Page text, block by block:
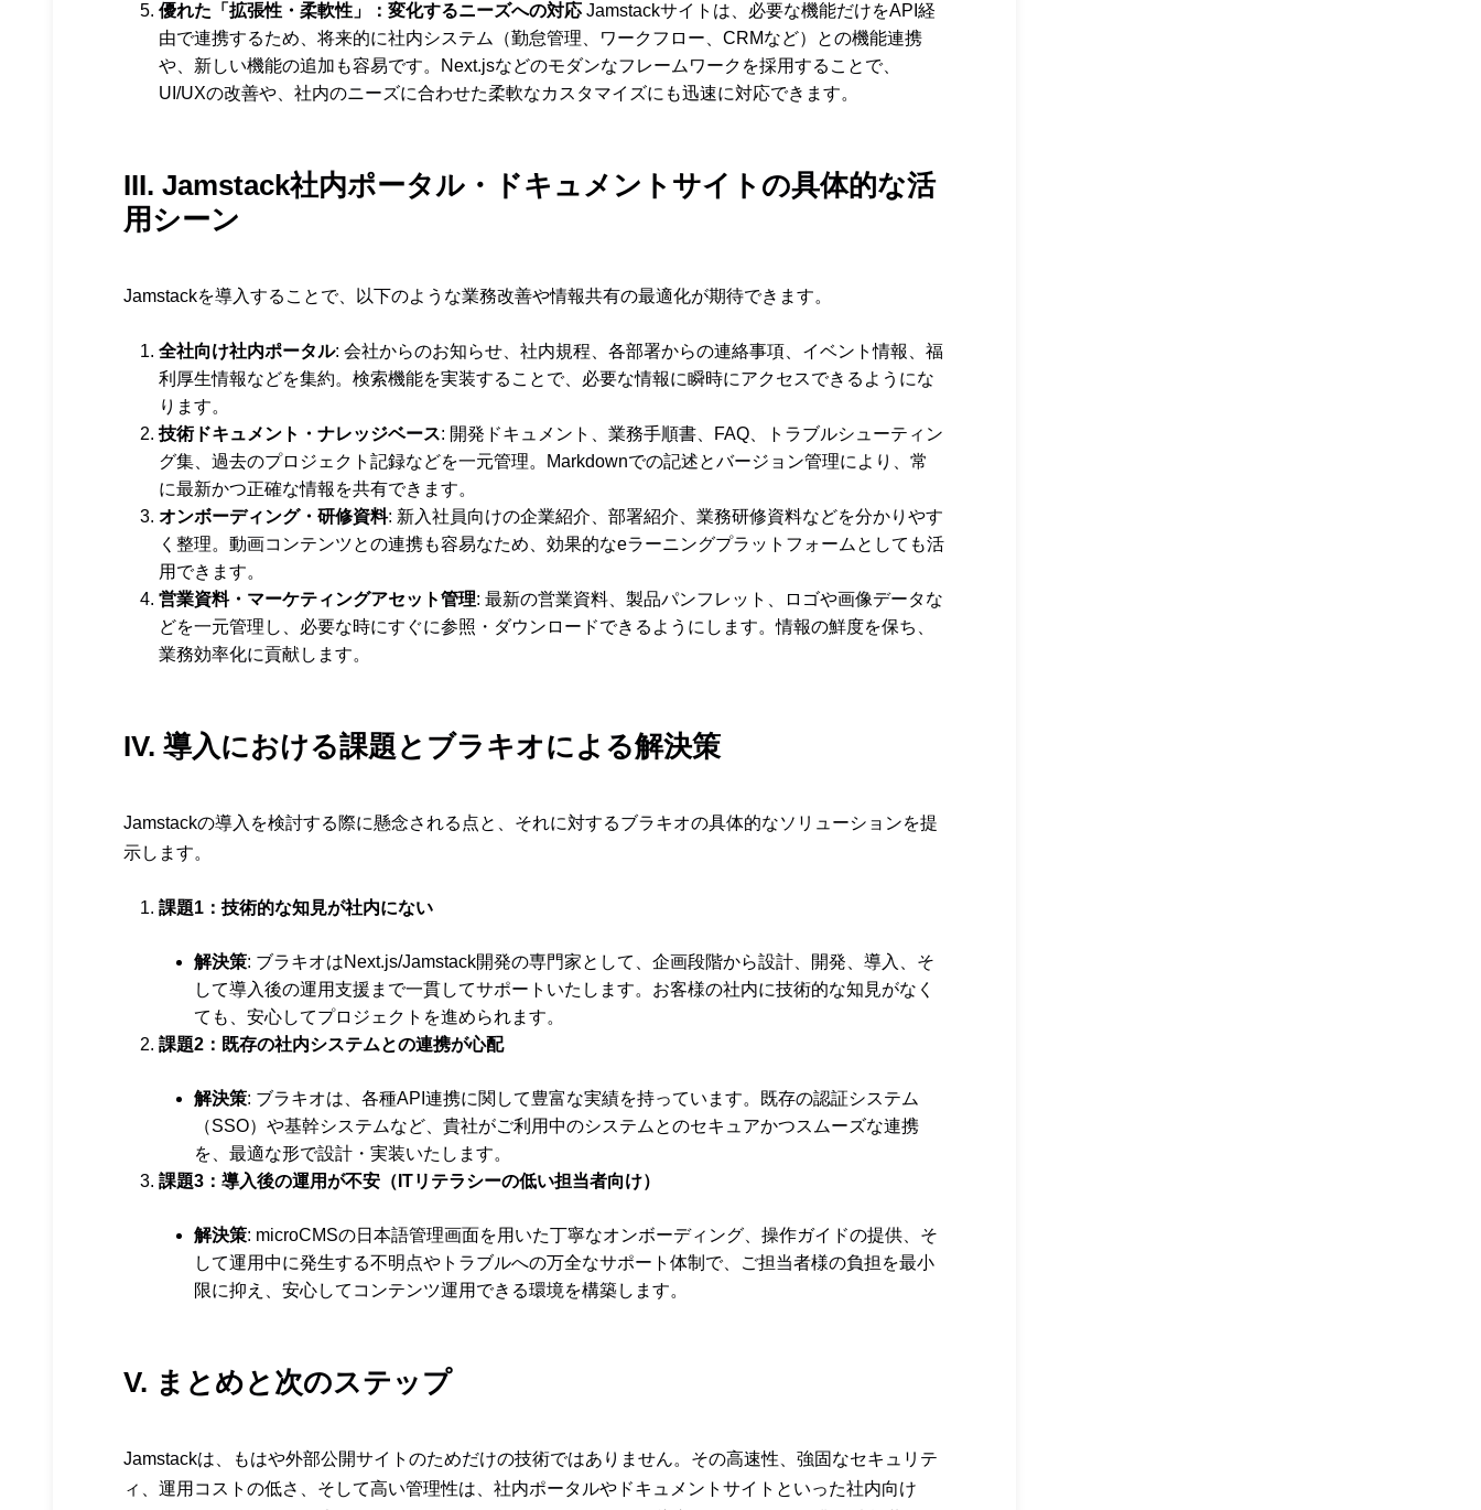
優れた「拡張性・柔軟性」：変化するニーズへの対応 Jamstackサイトは、必要な機能だけをAPI経
由で連携するため、将来的に社内システム（勤怠管理、ワークフロー、CRMなど）との機能連携
や、新しい機能の追加も容易です。Next.jsなどのモダンなフレームワークを採用することで、
UI/UXの改善や、社内のニーズに合わせた柔軟なカスタマイズにも迅速に対応できます。
III. Jamstack社内ポータル・ドキュメントサイトの具体的な活
用シーン
Jamstackを導入することで、以下のような業務改善や情報共有の最適化が期待できます。
全社向け社内ポータル: 会社からのお知らせ、社内規程、各部署からの連絡事項、イベント情報、福
利厚生情報などを集約。検索機能を実装することで、必要な情報に瞬時にアクセスできるようにな
ります。
技術ドキュメント・ナレッジベース: 開発ドキュメント、業務手順書、FAQ、トラブルシューティン
グ集、過去のプロジェクト記録などを一元管理。Markdownでの記述とバージョン管理により、常
に最新かつ正確な情報を共有できます。
オンボーディング・研修資料: 新入社員向けの企業紹介、部署紹介、業務研修資料などを分かりやす
く整理。動画コンテンツとの連携も容易なため、効果的なeラーニングプラットフォームとしても活
用できます。
営業資料・マーケティングアセット管理: 最新の営業資料、製品パンフレット、ロゴや画像データな
どを一元管理し、必要な時にすぐに参照・ダウンロードできるようにします。情報の鮮度を保ち、
業務効率化に貢献します。
IV. 導入における課題とブラキオによる解決策
Jamstackの導入を検討する際に懸念される点と、それに対するブラキオの具体的なソリューションを提
示します。
課題1：技術的な知見が社内にない
解決策: ブラキオはNext.js/Jamstack開発の専門家として、企画段階から設計、開発、導入、そ
して導入後の運用支援まで一貫してサポートいたします。お客様の社内に技術的な知見がなく
ても、安心してプロジェクトを進められます。
課題2：既存の社内システムとの連携が心配
解決策: ブラキオは、各種API連携に関して豊富な実績を持っています。既存の認証システム
（SSO）や基幹システムなど、貴社がご利用中のシステムとのセキュアかつスムーズな連携
を、最適な形で設計・実装いたします。
課題3：導入後の運用が不安（ITリテラシーの低い担当者向け）
解決策: microCMSの日本語管理画面を用いた丁寧なオンボーディング、操作ガイドの提供、そ
して運用中に発生する不明点やトラブルへの万全なサポート体制で、ご担当者様の負担を最小
限に抑え、安心してコンテンツ運用できる環境を構築します。
V. まとめと次のステップ
Jamstackは、もはや外部公開サイトのためだけの技術ではありません。その高速性、強固なセキュリテ
ィ、運用コストの低さ、そして高い管理性は、社内ポータルやドキュメントサイトといった社内向け